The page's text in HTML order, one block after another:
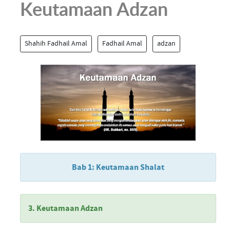
Keutamaan Adzan
Shahih Fadhail Amal Fadhail Amal adzan
Bab 1: Keutamaan Shalat
3. Keutamaan Adzan